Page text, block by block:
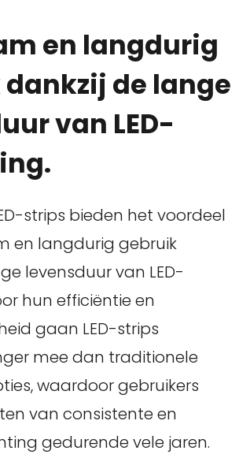
en langdurig
de lange
van LED-
strips bieden het voordeel
en langdurig gebruik
levensduur van LED-
hun efficiëntie en
gaan LED-strips
mee dan traditionele
waardoor gebruikers
van consistente en
gedurende vele jaren.